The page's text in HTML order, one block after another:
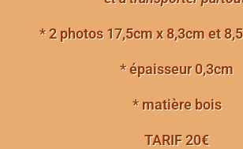
* 2 photos 17,5cm x 8,3cm et
*épaisseur0,3cm
*matièrebois
TARIF 20€